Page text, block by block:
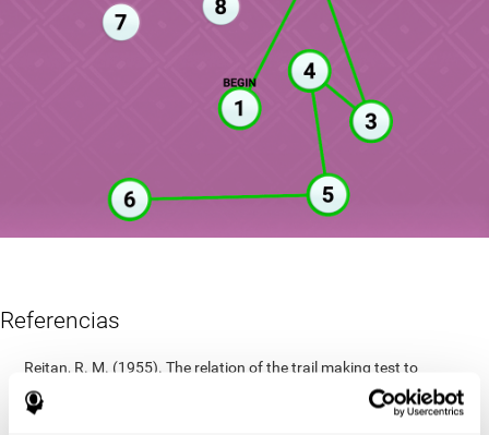
Referencias
Reitan, R. M. (1955). The relation of the trail making test to
organic brain damage. Journal of Consulting Psychology
Reitan, R. M. (1958). Validity of the Trail Making test as an